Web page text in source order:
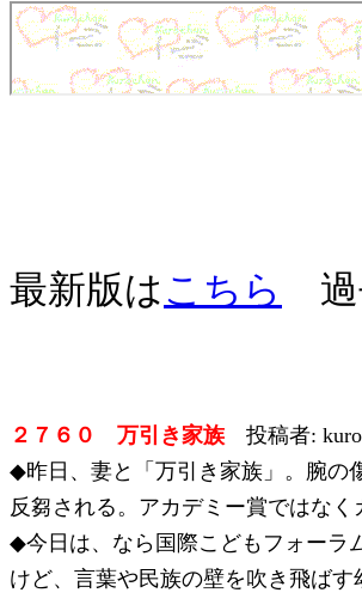
最新版はこちら 過
２７６０ 万引き家族 投稿者:
◆昨日、妻と「万引き家族」。腕の
反芻される。アカデミー賞ではな
◆今日は、なら国際こどもフォーラ
けど、言葉や民族の壁を吹き飛ばす